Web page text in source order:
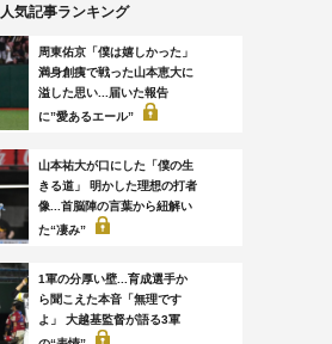
人気記事ランキング
周東佑京「僕は嬉しかった」
満身創痍で戦った山本恵大に
溢した思い...届いた報告
に”愛あるエール”
山本祐大が口にした「僕の生
きる道」 明かした理想の打者
像...首脳陣の言葉から紐解い
た“凄み”
1軍の分厚い壁...育成選手か
ら聞こえた本音「無理です
よ」 大越基監督が語る3軍